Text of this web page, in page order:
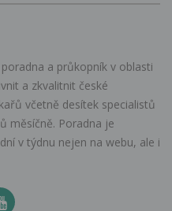
a průkopník v oblasti
a zkvalitnit české
včetně desítek specialistů
měsíčně. Poradna je
v týdnu nejen na webu, ale i